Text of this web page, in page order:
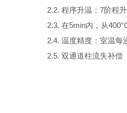
2.2. 程序升温：7阶程
2.3. 在5min内，从
2.4. 温度精度：室温每
2.5. 双通道柱流失补偿